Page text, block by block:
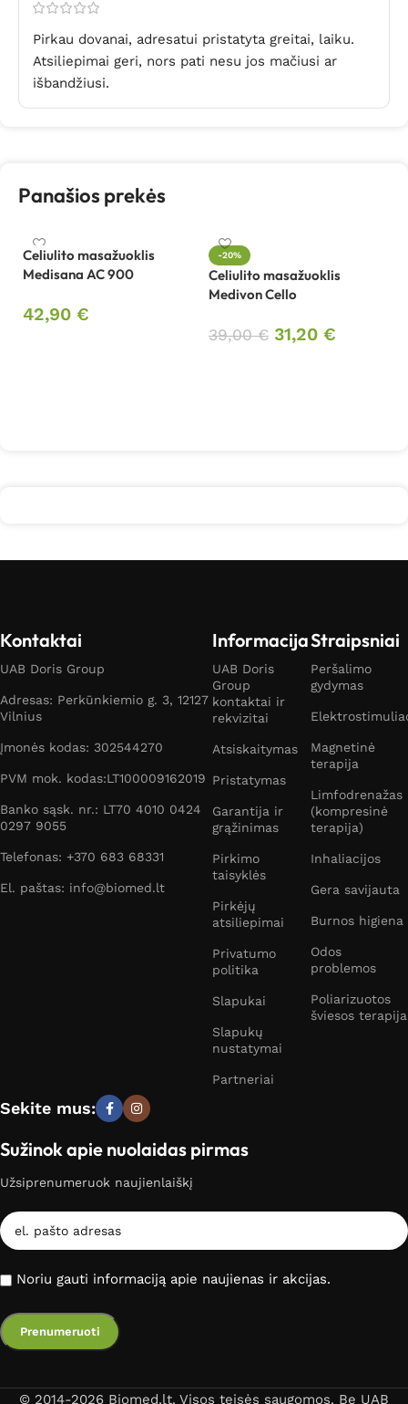
Pirkau dovanai, adresatui pristatyta greitai, laiku.
Atsiliepimai geri, nors pati nesu jos mačiusi ar
išbandžiusi.
Panašios prekės
Celiulito masažuoklis
Medisana AC 900
42,90 €
-20%
Celiulito masažuoklis
Medivon Cello
39,00€ 31,20 €
Kontaktai
UAB Doris Group
Adresas: Perkūnkiemio g. 3, 12127
Vilnius
Įmonės kodas: 302544270
PVM mok. kodas:LT100009162019
Banko sąsk. nr.: LT70 4010 0424
0297 9055
Telefonas: +370 683 68331
El. paštas: info@biomed.lt
Informacija
UAB Doris
Group
kontaktai ir
rekvizitai
Atsiskaitymas
Pristatymas
Garantija ir
grąžinimas
Pirkimo
taisyklės
Pirkėjų
atsiliepimai
Privatumo
politika
Slapukai
Slapukų
nustatymai
Partneriai
Straipsniai
Peršalimo
gydymas
Magnetinė
terapija
Limfodrenažas
(kompresinė
terapija)
Inhaliacijos
Gera savijauta
Burnos higiena
Odos
problemos
Poliarizuotos
šviesos terapija
Sekite mus:
Sužinok apie nuolaidas pirmas
Užsiprenumeruok naujienlaiškį
Noriu gauti informaciją apie naujienas ir akcijas.
© 2014-2026 Biomed.lt. Visos teisės saugomos. Be UAB